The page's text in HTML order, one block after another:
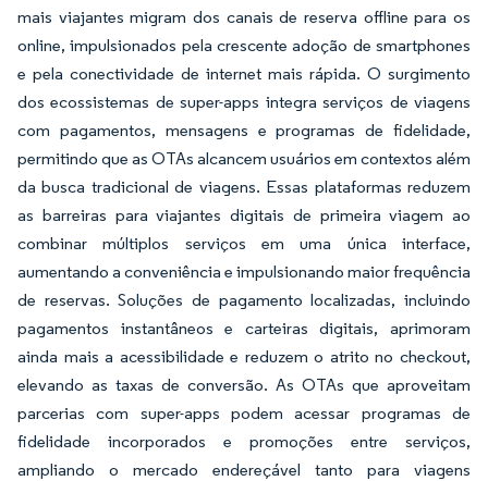
mais viajantes migram dos canais de reserva offline para os
online, impulsionados pela crescente adoção de smartphones
e pela conectividade de internet mais rápida. O surgimento
dos ecossistemas de super-apps integra serviços de viagens
com pagamentos, mensagens e programas de fidelidade,
permitindo que as OTAs alcancem usuários em contextos além
da busca tradicional de viagens. Essas plataformas reduzem
as barreiras para viajantes digitais de primeira viagem ao
combinar múltiplos serviços em uma única interface,
aumentando a conveniência e impulsionando maior frequência
de reservas. Soluções de pagamento localizadas, incluindo
pagamentos instantâneos e carteiras digitais, aprimoram
ainda mais a acessibilidade e reduzem o atrito no checkout,
elevando as taxas de conversão. As OTAs que aproveitam
parcerias com super-apps podem acessar programas de
fidelidade incorporados e promoções entre serviços,
ampliando o mercado endereçável tanto para viagens